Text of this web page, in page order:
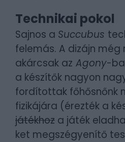
Technikai pokol
Sajnos a Succubus
felemás. A dizájn
akárcsak az Agony-
a készítők nagyon
fordítottak főhősnőnk
fizikájára (érezték a
játékhoz a játék
ket megszégyenítő